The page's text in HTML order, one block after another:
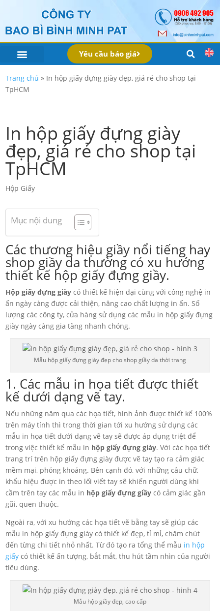
Yêu cầu báo giá
Trang chủ » In hộp giấy đựng giày đẹp, giá rẻ cho shop tại
TpHCM
In hộp giấy đựng giày
đẹp, giá rẻ cho shop tại
TpHCM
Hộp Giấy
Mục nội dung
Các thương hiệu giầy nổi tiếng hay
shop giầy da thường có xu hướng
thiết kế hộp giấy đựng giầy.
Hộp giấy đựng giày có thiết kế hiện đại cùng với công nghệ in
ấn ngày càng được cải thiện, nâng cao chất lượng in ấn. Số
lượng các công ty, cửa hàng sử dụng các mẫu in hộp giấy đựng
giày ngày càng gia tăng nhanh chóng.
Mẫu hộp giấy đựng giày đẹp cho shop giầy da thời trang
1. Các mẫu in họa tiết được thiết
kế dưới dạng vẽ tay.
Nếu những năm qua các họa tiết, hình ảnh được thiết kế 100%
trên máy tính thì trong thời gian tới xu hướng sử dụng các
mẫu in họa tiết dưới dạng vẽ tay sẽ được áp dụng triệt để
trong việc thiết kế mẫu in hộp giấy đựng giày. Với các họa tiết
trang trí trên hộp giấy đựng giày được vẽ tay tạo ra cảm giác
mềm mại, phóng khoáng. Bên cạnh đó, với những câu chữ,
khẩu hiệu được in theo lối viết tay sẽ khiến người dùng khi
cầm trên tay các mẫu in hộp giấy đựng giầy có cảm giác gần
gũi, quen thuộc.
Ngoài ra, với xu hướng các họa tiết vẽ bằng tay sẽ giúp các
mẫu in hộp giấy đựng giày có thiết kế đẹp, tỉ mỉ, chăm chút
đến từng chi tiết nhỏ nhất. Từ đó tạo ra tổng thể mẫu in hộp
giấy có thiết kế ấn tượng, bắt mắt, thu hút tầm nhìn của người
tiêu dùng.
Mẫu hộp giầy đẹp, cao cấp